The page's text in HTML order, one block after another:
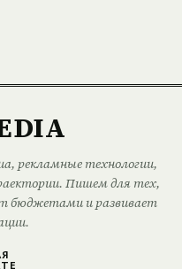
рекламные технологии,
Пишем для тех,
бюджетами и развивает